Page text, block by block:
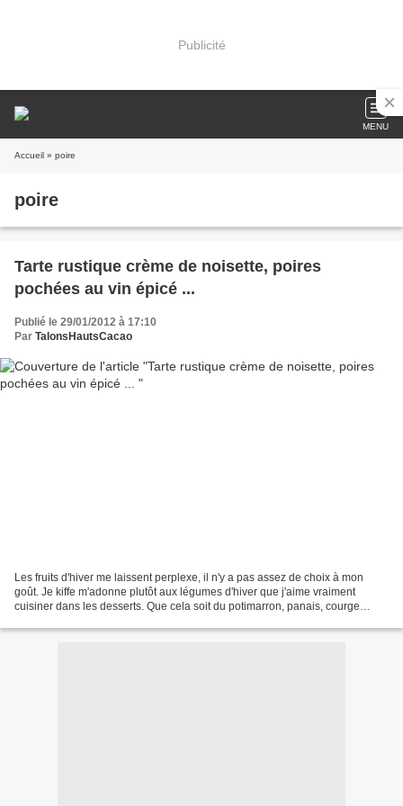
Publicité
MENU
Accueil » poire
poire
Tarte rustique crème de noisette, poires
pochées au vin épicé ...
Publié le 29/01/2012 à 17:10
Par TalonsHautsCacao
Les fruits d'hiver me laissent perplexe, il n'y a pas assez de choix à mon
goût. Je kiffe m'adonne plutôt aux légumes d'hiver que j'aime vraiment
cuisiner dans les desserts. Que cela soit du potimarron, panais, courge